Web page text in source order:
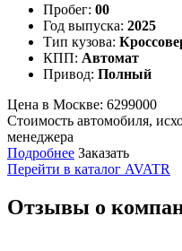
Пробег: 00
Год выпуска: 2025
Тип кузова:
КПП: Автомат
Привод: Полный
Цена в Москве: 6299000
Стоимость автомобиля,
менеджера
Подробнее Заказать
Перейти в каталог AVATR
Отзывы о